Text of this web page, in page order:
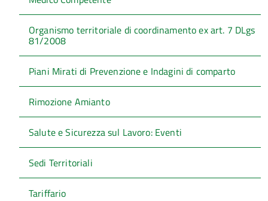
Organismo territoriale di coordinamento ex art. 7 DLgs
81/2008
Piani Mirati di Prevenzione e Indagini di comparto
Rimozione Amianto
Salute e Sicurezza sul Lavoro: Eventi
Sedi Territoriali
Tariffario